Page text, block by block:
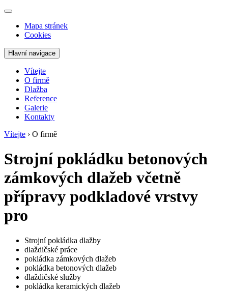
Mapa stránek
Cookies
Hlavní navigace
Vítejte
O firmě
Dlažba
Reference
Galerie
Kontakty
Vítejte › O firmě
Strojní pokládku betonových
zámkových dlažeb včetně
přípravy podkladové vrstvy
pro
Strojní pokládka dlažby
dlaždičské práce
pokládka zámkových dlažeb
pokládka betonových dlažeb
dlaždičské služby
pokládka keramických dlažeb